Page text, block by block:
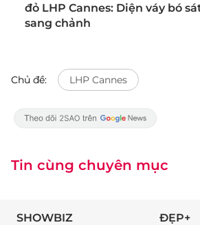
đỏ LHP Cannes: Diện váy bó
sang chảnh
Chủ đề: LHP Cannes
Tin cùng chuyên mục
SHOWBIZ ĐẸP+